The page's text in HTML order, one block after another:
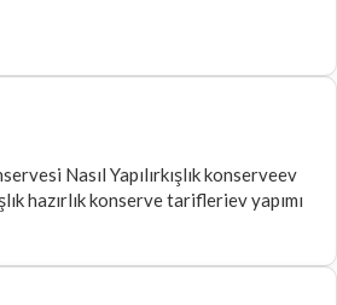
Nasıl Yapılırkışlık konserveev
hazırlık konserve tarifleriev yapımı